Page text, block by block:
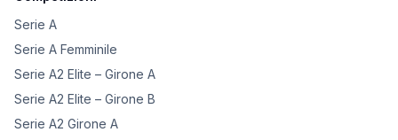
Serie A
Serie A Femminile
Serie A2 Elite – Girone A
Serie A2 Elite – Girone B
Serie A2 Girone A